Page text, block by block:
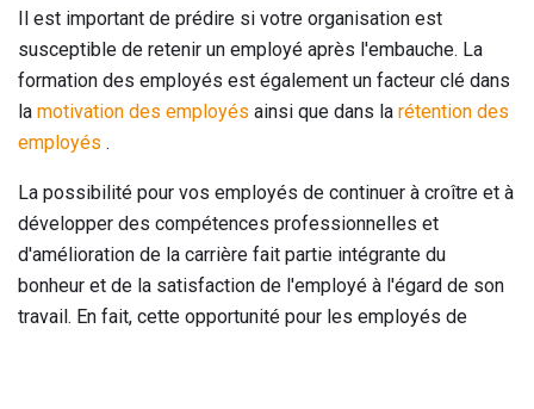
Il est important de prédire si votre organisation est
susceptible de retenir un employé après l'embauche. La
formation des employés est également un facteur clé dans
la motivation des employés ainsi que dans la rétention des
employés .
La possibilité pour vos employés de continuer à croître et à
développer des compétences professionnelles et
d'amélioration de la carrière fait partie intégrante du
bonheur et de la satisfaction de l'employé à l'égard de son
travail. En fait, cette opportunité pour les employés de